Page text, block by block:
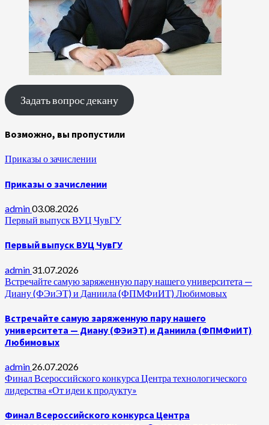
Задать вопрос декану
Возможно, вы пропустили
Приказы о зачислении
Приказы о зачислении
admin03.08.2026
Первый выпуск ВУЦ ЧувГУ
Первый выпуск ВУЦ ЧувГУ
admin 31.07.2026
Встречайте самую заряженную пару нашего университета —
Диану (ФЭиЭТ) и Даниила (ФПМФиИТ) Любимовых
Встречайте самую заряженную пару нашего
университета — Диану (ФЭиЭТ) и Даниила (ФПМФиИТ)
Любимовых
admin 26.07.2026
Финал Всероссийского конкурса Центра технологического
лидерства «От идеи к продукту»
Финал Всероссийского конкурса Центра